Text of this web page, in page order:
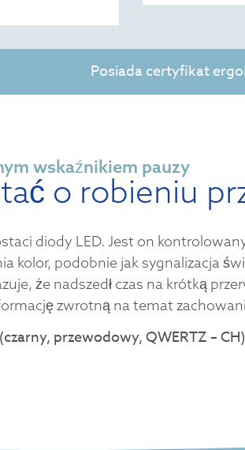
Posiada certyfikat
wskaźnikiem pauzy
o robieniu
diody LED. Jest on
kolor, podobnie jak sygnalizacja
że nadszedł czas na krótką
zwrotną na temat